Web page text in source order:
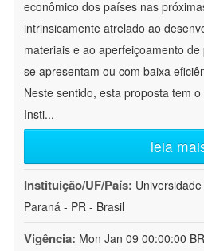
econômico dos países nas
intrinsicamente atrelado ao
materiais e ao aperfeiçoamento
se apresentam ou com baixa
Neste sentido, esta proposta tem
Insti...
leia
Instituição/UF/País:
Paraná - PR - Brasil
Vigência: Mon Jan 09 00:00:00